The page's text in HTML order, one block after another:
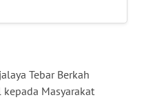
Tebar Berkah
Masyarakat